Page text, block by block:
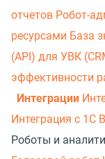
отчетов Робот-
ресурсами База
(API) для УВК
эффективности
Интеграции
Интеграция с 1С
Роботы и